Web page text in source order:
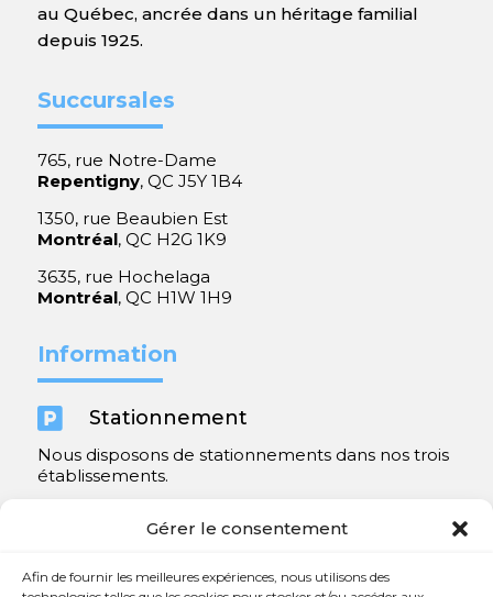
Gérer le consentement
Afin de fournir les meilleures expériences, nous utilisons des
au Québec, ancrée dans un héritage familial
depuis 1925.
Succursales
765, rue Notre-Dame
Repentigny, QC J5Y 1B4
1350, rue Beaubien Est
Montréal, QC H2G 1K9
3635, rue Hochelaga
Montréal, QC H1W 1H9
Information
 Stationnement
Nous disposons de stationnements dans nos trois
établissements.
Contact